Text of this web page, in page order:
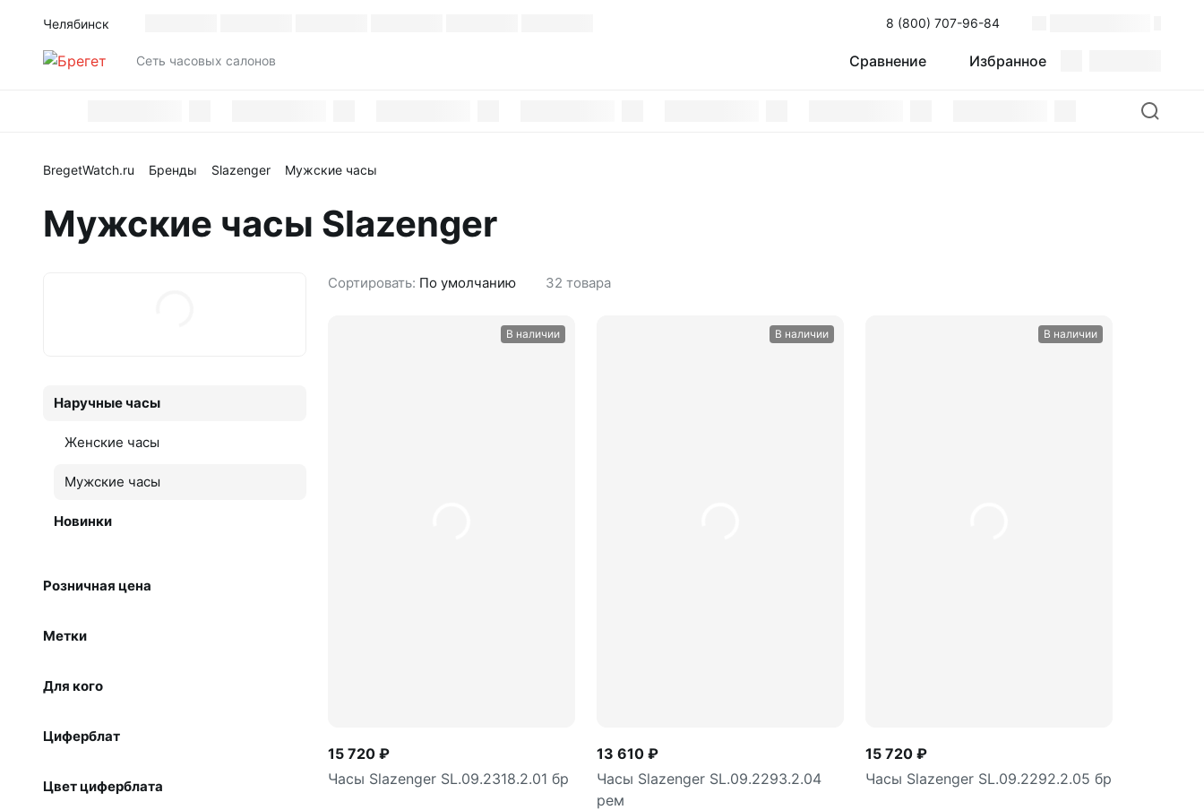
Поиск Сравнение
Челябинск 8 (800) 707-96-84
Cеть часовых салонов Сравнение Избранное
BregetWatch.ru Бренды Slazenger Мужские часы
Мужские часы Slazenger
Наручные часы
Женские часы
Мужские часы
Новинки
Розничная цена
Метки
Для кого
Циферблат
Цвет циферблата
Сортировать: По умолчанию 32 товара
В наличии
15 720 ₽
Часы Slazenger SL.09.2318.2.01 бр
В наличии
13 610 ₽
Часы Slazenger SL.09.2293.2.04
рем
В наличии
15 720 ₽
Часы Slazenger SL.09.2292.2.05 бр